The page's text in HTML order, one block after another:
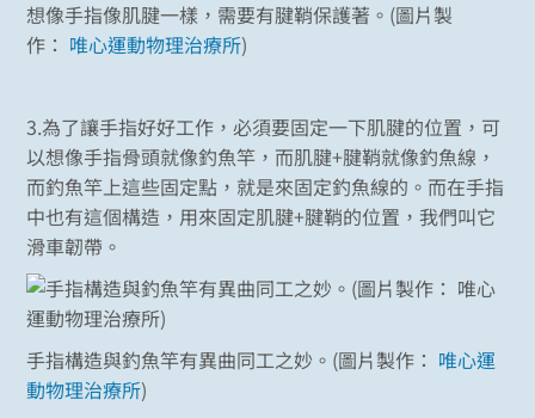
想像手指像肌腱一樣，需要有腱鞘保護著。(圖片製
作： 唯心運動物理治療所)
3.為了讓手指好好工作，必須要固定一下肌腱的位置，可
以想像手指骨頭就像釣魚竿，而肌腱+腱鞘就像釣魚線，
而釣魚竿上這些固定點，就是來固定釣魚線的。而在手指
中也有這個構造，用來固定肌腱+腱鞘的位置，我們叫它
滑車韌帶。
手指構造與釣魚竿有異曲同工之妙。(圖片製作： 唯心運
動物理治療所)